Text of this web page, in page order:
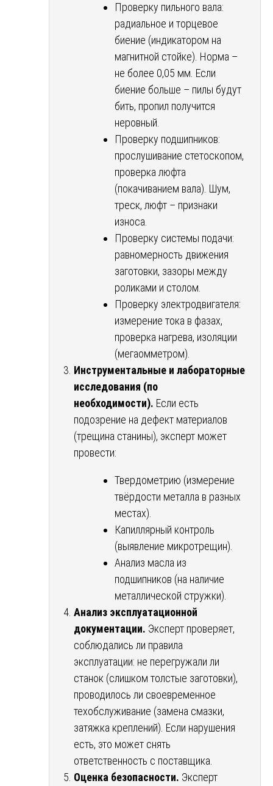
Проверку пильного вала:
радиальное и торцевое
биение (индикатором на
магнитной стойке). Норма –
не более 0,05 мм. Если
биение больше – пилы будут
бить, пропил получится
неровный.
Проверку подшипников:
прослушивание стетоскопом,
проверка люфта
(покачиванием вала). Шум,
треск, люфт – признаки
износа.
Проверку системы подачи:
равномерность движения
заготовки, зазоры между
роликами и столом.
Проверку электродвигателя:
измерение тока в фазах,
проверка нагрева, изоляции
(мегаомметром).
Инструментальные и лабораторные
исследования (по
необходимости). Если есть
подозрение на дефект материалов
(трещина станины), эксперт может
провести:
Твердометрию (измерение
твёрдости металла в разных
местах).
Капиллярный контроль
(выявление микротрещин).
Анализ масла из
подшипников (на наличие
металлической стружки).
Анализ эксплуатационной
документации. Эксперт проверяет,
соблюдались ли правила
эксплуатации: не перегружали ли
станок (слишком толстые заготовки),
проводилось ли своевременное
техобслуживание (замена смазки,
затяжка креплений). Если нарушения
есть, это может снять
ответственность с поставщика.
Оценка безопасности. Эксперт